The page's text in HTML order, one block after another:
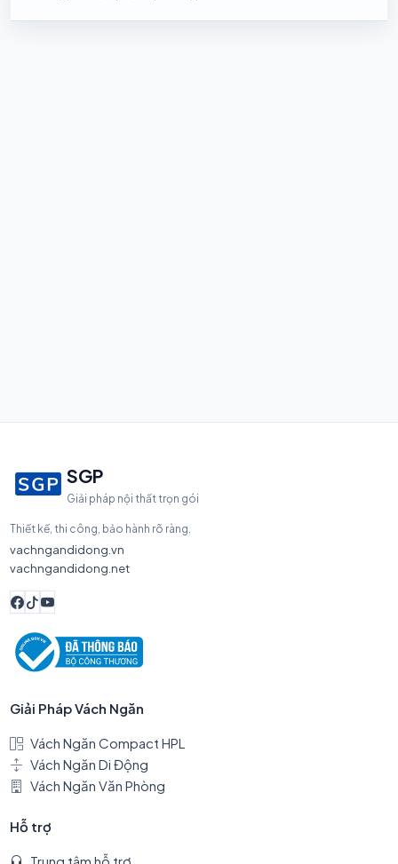
SGP
Giải pháp nội thất trọn gói
Thiết kế, thi công, bảo hành rõ ràng.
vachngandidong.vn
vachngandidong.net
Giải Pháp Vách Ngăn
Vách Ngăn Compact HPL
Vách Ngăn Di Động
Vách Ngăn Văn Phòng
Hỗ trợ